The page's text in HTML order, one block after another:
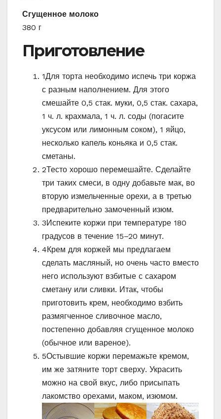
Сгущенное молоко
380 г
Приготовление
1Для торта необходимо испечь три коржа
с разным наполнением. Для этого
смешайте 0,5 стак. муки, 0,5 стак. сахара,
1 ч. л. крахмала, 1 ч. л. соды (погасите
уксусом или лимонным соком), 1 яйцо,
несколько капель коньяка и 0,5 стак.
сметаны.
2Тесто хорошо перемешайте. Сделайте
три таких смеси, в одну добавьте мак, во
вторую измельченные орехи, а в третью
предварительно замоченный изюм.
3Испеките коржи при температуре 180
градусов в течение 15–20 минут.
4Крем для коржей мы предлагаем
сделать масляный, но очень часто вместо
него используют взбитые с сахаром
сметану или сливки. Итак, чтобы
приготовить крем, необходимо взбить
размягченное сливочное масло,
постепенно добавляя сгущенное молоко
(обычное или вареное).
5Остывшие коржи перемажьте кремом,
им же затяните торт сверху. Украсить
можно на свой вкус, либо присыпать
лакомство орехами, маком, изюмом.